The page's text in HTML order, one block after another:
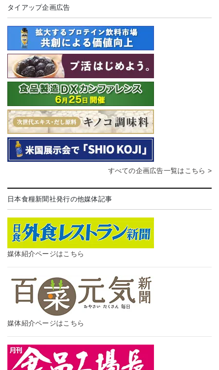
タイアップ企画広告
すべての企画広告一覧はこちら >
日本食糧新聞社発行の他媒体記事
媒体紹介ページはこちら
媒体紹介ページはこちら